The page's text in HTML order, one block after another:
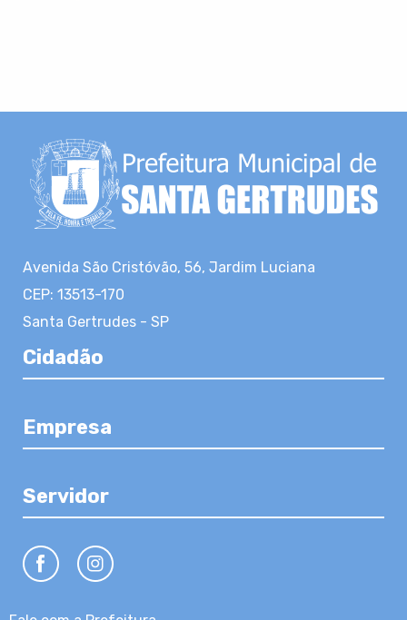
Avenida São Cristóvão, 56, Jardim Luciana
CEP: 13513-170
Santa Gertrudes - SP
Cidadão
Empresa
Servidor